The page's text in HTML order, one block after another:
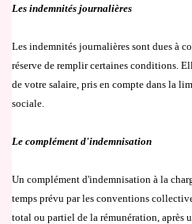
Les indemnités journalières
Les indemnités journalières sont dues à
réserve de remplir certaines conditions.
de votre salaire, pris en compte dans la
sociale.
Le complément d'indemnisation
Un complément d'indemnisation à la
temps prévu par les conventions
total ou partiel de la rémunération, après